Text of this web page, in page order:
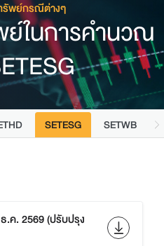
พย์กรณีต่างๆ
ในการคำนวณ
SETESG SETWB
.ค. 2569 (ปรับปรุง